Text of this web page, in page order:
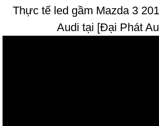
Thực tế led gầm Mazda 3
Audi tại [Đại Phát